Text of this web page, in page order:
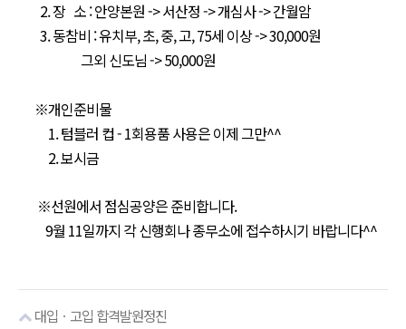
2. 장 소 : 안양본원 -> 서산정 -> 개심사 -> 간월암
3. 동참비 : 유치부, 초, 중, 고, 75세 이상 -> 30,000원
그외 신도님 -> 50,000원
※개인준비물
1. 텀블러 컵 - 1회용품 사용은 이제 그만^^
2. 보시금
※선원에서 점심공양은 준비합니다.
9월 11일까지 각 신행회나 종무소에 접수하시기 바랍니다^^
대입ㆍ고입 합격발원정진